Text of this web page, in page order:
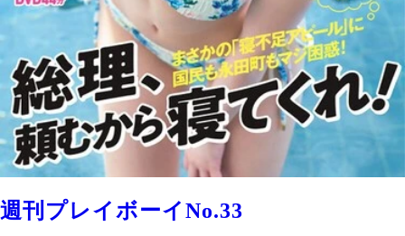
週刊プレイボーイNo.33